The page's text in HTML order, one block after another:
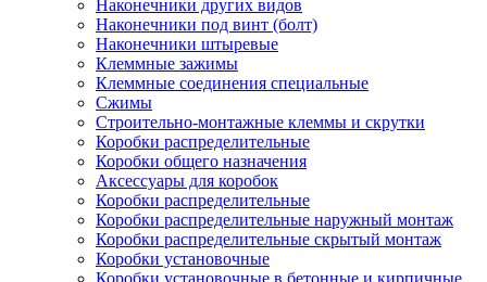
Наконечники других видов
Наконечники под винт (болт)
Наконечники штыревые
Клеммные зажимы
Клеммные соединения специальные
Сжимы
Строительно-монтажные клеммы и скрутки
Коробки распределительные
Коробки общего назначения
Аксессуары для коробок
Коробки распределительные
Коробки распределительные наружный монтаж
Коробки распределительные скрытый монтаж
Коробки установочные
Коробки установочные в бетонные и кирпичные